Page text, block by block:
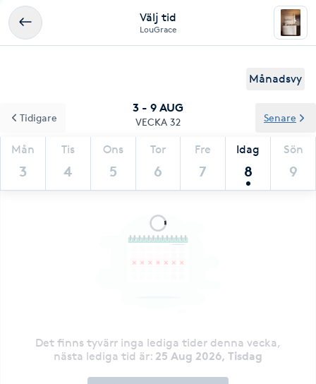
Välj tid
LouGrace
Månadsvy
3 - 9 AUG
VECKA 32
Mån
3
Tis
4
Ons
5
Tor
6
Fre
7
Idag
8
Sön
9
Tidigare Senare
Det finns tyvärr inga lediga tider denna vecka,
nästa lediga tid är: 25 Aug 2026, Tisdag